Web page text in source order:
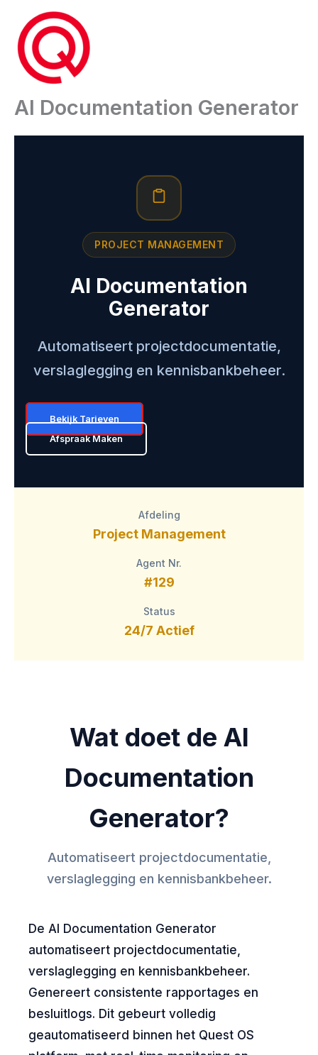
inhoud
AI Documentation Generator
PROJECT MANAGEMENT
AI Documentation
Generator
Automatiseert projectdocumentatie,
verslaglegging en kennisbankbeheer.
Bekijk Tarieven
Afspraak Maken
Afdeling
Project Management
Agent Nr.
#129
Status
24/7 Actief
Wat doet de AI
Documentation
Generator?
Automatiseert projectdocumentatie,
verslaglegging en kennisbankbeheer.
De AI Documentation Generator
automatiseert projectdocumentatie,
verslaglegging en kennisbankbeheer.
Genereert consistente rapportages en
besluitlogs. Dit gebeurt volledig
geautomatiseerd binnen het Quest OS